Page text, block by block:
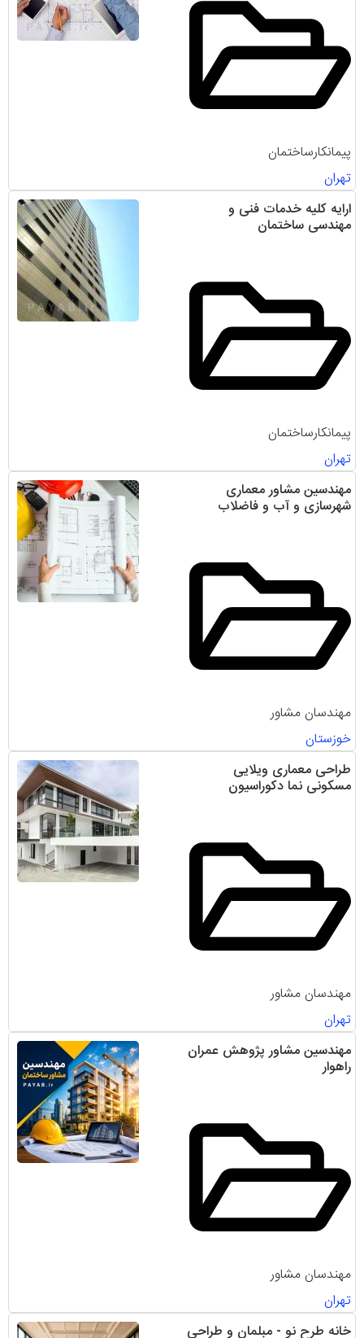
پیمانکارساختمان
تهران
ارایه کلیه خدمات فنی و
مهندسی ساختمان
پیمانکارساختمان
تهران
مهندسین مشاور معماری
شهرسازی و آب و فاضلاب
مهندسان مشاور
خوزستان
طراحی معماری ویلایی
مسکونی نما دکوراسیون
مهندسان مشاور
تهران
مهندسين مشاور پژوهش عمران
راهوار
مهندسان مشاور
تهران
خانه طرح نو - مبلمان و طراحی